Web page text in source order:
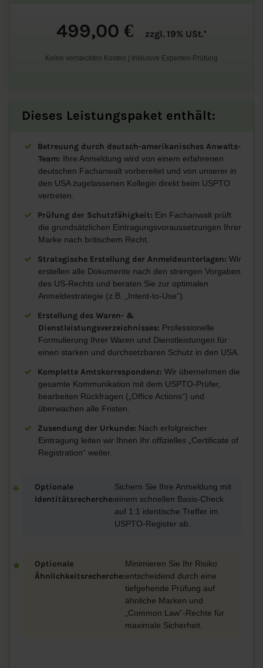
499,00 € zzgl. 19% USt.*
Keine versteckten Kosten | Inklusive Experten-Prüfung
Dieses Leistungspaket enthält:
Betreuung durch deutsch-amerikanisches Anwalts-
Team: Ihre Anmeldung wird von einem erfahrenen
deutschen Fachanwalt vorbereitet und von unserer in
den USA zugelassenen Kollegin direkt beim USPTO
vertreten.
Prüfung der Schutzfähigkeit: Ein Fachanwalt prüft
die grundsätzlichen Eintragungsvoraussetzungen Ihrer
Marke nach britischem Recht.
Strategische Erstellung der Anmeldeunterlagen: Wir
erstellen alle Dokumente nach den strengen Vorgaben
des US-Rechts und beraten Sie zur optimalen
Anmeldestrategie (z.B. „Intent-to-Use“).
Erstellung des Waren- &
Dienstleistungsverzeichnisses: Professionelle
Formulierung Ihrer Waren und Dienstleistungen für
einen starken und durchsetzbaren Schutz in den USA.
Komplette Amtskorrespondenz: Wir übernehmen die
gesamte Kommunikation mit dem USPTO-Prüfer,
bearbeiten Rückfragen („Office Actions“) und
überwachen alle Fristen.
Zusendung der Urkunde: Nach erfolgreicher
Eintragung leiten wir Ihnen Ihr offizielles „Certificate of
Registration“ weiter.
Optionale
Identitätsrecherche:
Sichern Sie Ihre Anmeldung mit
einem schnellen Basis-Check
auf 1:1 identische Treffer im
USPTO-Register ab.
Optionale
Ähnlichkeitsrecherche:
Minimieren Sie Ihr Risiko
entscheidend durch eine
tiefgehende Prüfung auf
ähnliche Marken und
„Common Law“-Rechte für
maximale Sicherheit.